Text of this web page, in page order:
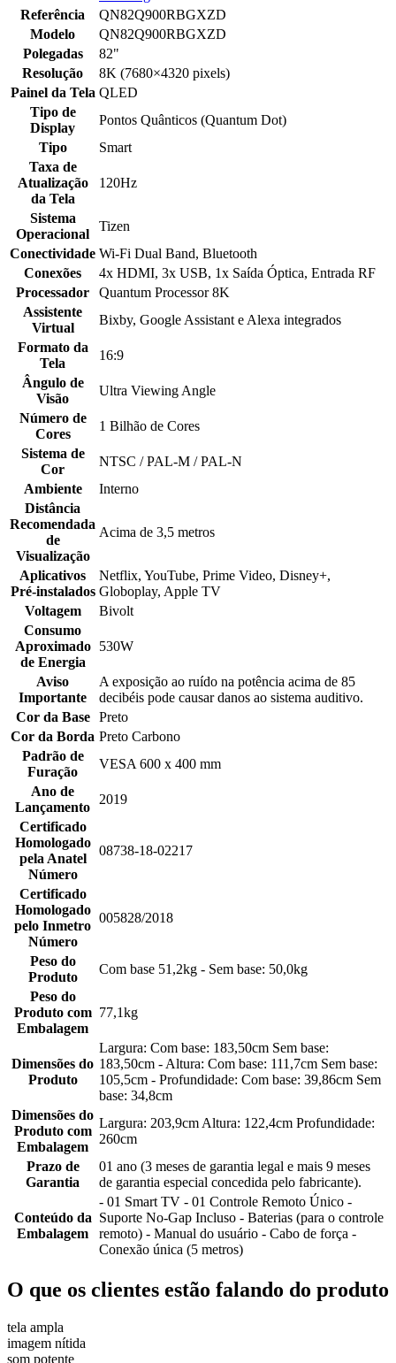
Referência
QN82Q900RBGXZD
Modelo
QN82Q900RBGXZD
Polegadas
82"
Resolução
8K (7680×4320 pixels)
Painel da Tela QLED
Tipo de
Display
Pontos Quânticos (Quantum Dot)
Tipo
Smart
Taxa de
Atualização
da Tela
120Hz
Sistema
Operacional
Tizen
Conectividade Wi-Fi Dual Band, Bluetooth
Conexões
4x HDMI, 3x USB, 1x Saída Óptica, Entrada RF
Processador
Quantum Processor 8K
Assistente
Virtual
Bixby, Google Assistant e Alexa integrados
Formato da
Tela
16:9
Ângulo de
Visão
Ultra Viewing Angle
Número de
Cores
1 Bilhão de Cores
Sistema de
Cor
NTSC / PAL-M / PAL-N
Ambiente
Interno
Distância
Recomendada
de
Visualização
Acima de 3,5 metros
Aplicativos
Pré-instalados
Netflix, YouTube, Prime Video, Disney+,
Globoplay, Apple TV
Voltagem
Bivolt
Consumo
Aproximado
de Energia
530W
Aviso
Importante
A exposição ao ruído na potência acima de 85
decibéis pode causar danos ao sistema auditivo.
Cor da Base
Preto
Cor da Borda Preto Carbono
Padrão de
Furação
VESA 600 x 400 mm
Ano de
Lançamento
2019
Certificado
Homologado
pela Anatel
Número
08738-18-02217
Certificado
Homologado
pelo Inmetro
Número
005828/2018
Peso do
Produto
Com base 51,2kg - Sem base: 50,0kg
Peso do
Produto com
Embalagem
77,1kg
Dimensões do
Produto
Largura: Com base: 183,50cm Sem base:
183,50cm - Altura: Com base: 111,7cm Sem base:
105,5cm - Profundidade: Com base: 39,86cm Sem
base: 34,8cm
Dimensões do
Produto com
Embalagem
Largura: 203,9cm Altura: 122,4cm Profundidade:
260cm
Prazo de
Garantia
01 ano (3 meses de garantia legal e mais 9 meses
de garantia especial concedida pelo fabricante).
Conteúdo da
Embalagem
- 01 Smart TV - 01 Controle Remoto Único -
Suporte No-Gap Incluso - Baterias (para o controle
remoto) - Manual do usuário - Cabo de força -
Conexão única (5 metros)
O que os clientes estão falando do produto
tela ampla
imagem nítida
som potente